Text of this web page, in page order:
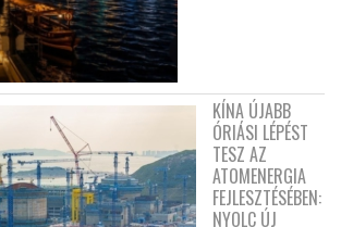
KÍNA ÚJABB
ÓRIÁSI LÉPÉST
TESZ AZ
ATOMENERGIA
FEJLESZTÉSÉBEN:
NYOLC ÚJ